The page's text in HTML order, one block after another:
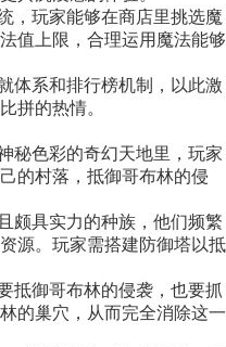
，玩家能够在商店里挑选魔
值上限，合理运用魔法能够
体系和排行榜机制，以此激
拼的热情。
秘色彩的奇幻天地里，玩家
的村落，抵御哥布林的侵
颇具实力的种族，他们频繁
源。玩家需搭建防御塔以抵
抵御哥布林的侵袭，也要抓
的巢穴，从而完全消除这一